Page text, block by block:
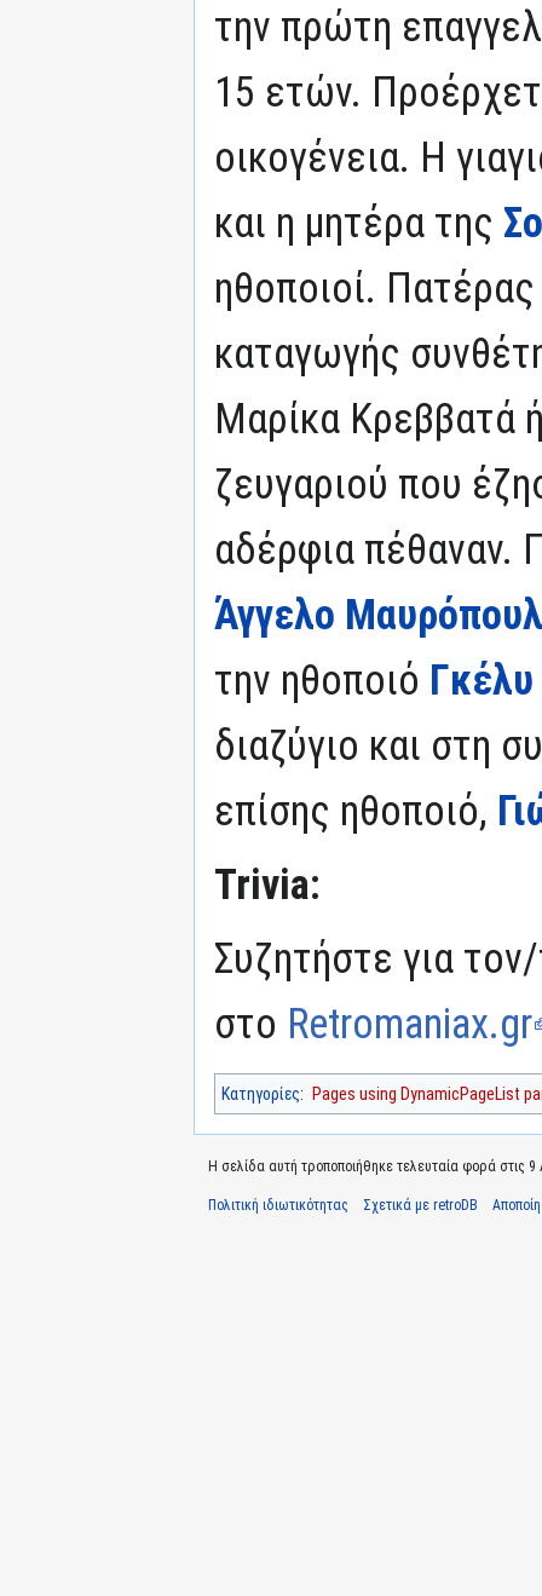
την πρώτη
15 ετών.
οικογένεια. Η
και η μητέρα της
ηθοποιοί. Πατέρας
καταγωγής
Μαρίκα Κρεββατά
ζευγαριού που
αδέρφια πέθαναν.
Άγγελο
την ηθοποιό
διαζύγιο και στη
επίσης ηθοποιό,
Trivia:
Συζητήστε για
στο Retromaniax.gr
Κατηγορίες: Pages using DynamicPageList
Η σελίδα αυτή τροποποιήθηκε τελευταία φορά στις 9
Πολιτική ιδιωτικότητας Σχετικά με retroDB